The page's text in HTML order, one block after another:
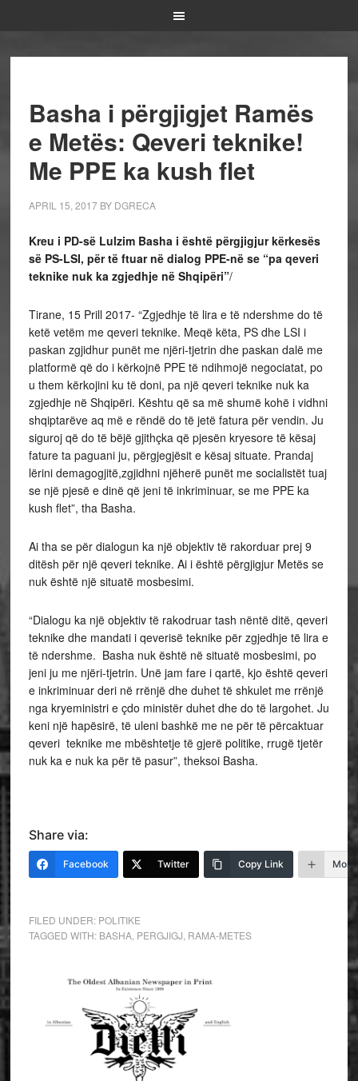
Basha i përgjigjet Ramës
e Metës: Qeveri teknike!
Me PPE ka kush flet
APRIL 15, 2017BY DGRECA
Kreu i PD-së Lulzim Basha i është përgjigjur kërkesës
së PS-LSI, për të ftuar në dialog PPE-në se “pa qeveri
teknike nuk ka zgjedhje në Shqipëri”/
Tirane, 15 Prill 2017- “Zgjedhje të lira e të ndershme do të
ketë vetëm me qeveri teknike. Meqë këta, PS dhe LSI i
paskan zgjidhur punët me njëri-tjetrin dhe paskan dalë me
platformë që do i kërkojnë PPE të ndihmojë negociatat, po
u them kërkojini ku të doni, pa një qeveri teknike nuk ka
zgjedhje në Shqipëri. Kështu që sa më shumë kohë i vidhni
shqiptarëve aq më e rëndë do të jetë fatura për vendin. Ju
siguroj që do të bëjë gjithçka që pjesën kryesore të kësaj
fature ta paguani ju, përgjegjësit e kësaj situate. Prandaj
lërini demagogjitë,zgjidhni njëherë punët me socialistët tuaj
se një pjesë e dinë që jeni të inkriminuar, se me PPE ka
kush flet”, tha Basha.
Ai tha se për dialogun ka një objektiv të rakorduar prej 9
ditësh për një qeveri teknike. Ai i është përgjigjur Metës se
nuk është një situatë mosbesimi.
“Dialogu ka një objektiv të rakodruar tash nëntë ditë, qeveri
teknike dhe mandati i qeverisë teknike për zgjedhje të lira e
të ndershme. Basha nuk është në situatë mosbesimi, po
jeni ju me njëri-tjetrin. Unë jam fare i qartë, kjo është qeveri
e inkriminuar deri në rrënjë dhe duhet të shkulet me rrënjë
nga kryeministri e çdo ministër duhet dhe do të largohet. Ju
keni një hapësirë, të uleni bashkë me ne për të përcaktuar
qeveri teknike me mbështetje të gjerë politike, rrugë tjetër
nuk ka e nuk ka për të pasur”, theksoi Basha.
Share via:
Facebook Twitter Copy Link More
FILED UNDER: POLITIKE
TAGGED WITH: BASHA, PERGJIGJ RAMA-METES